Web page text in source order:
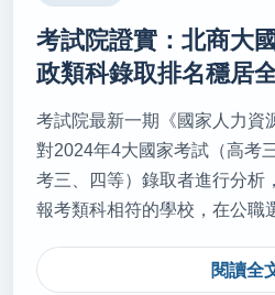
2026/07/20
115年師鐸獎揭曉 新北5教師獲
教育廣播電台 115.7.20)
秘書室公關組
2026/07/16
新北攜手日本鹿屋市簽教育Ｍ
報 115.7.16)
秘書室公關組
考試院證實：北商大
政類科錄取排名穩居
考試院最新一期《國家人力資
對2024年4大國家考試（高考
考三、四等）錄取者進行分析
報考類科相符的學校，在公職
閱讀全